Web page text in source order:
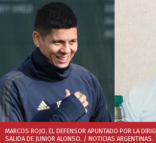
MARCOS ROJO, EL DEFENSOR APUNTADO POR LA
SALIDA DE JUNIOR ALONSO. / NOTICIAS ARGENTINAS.